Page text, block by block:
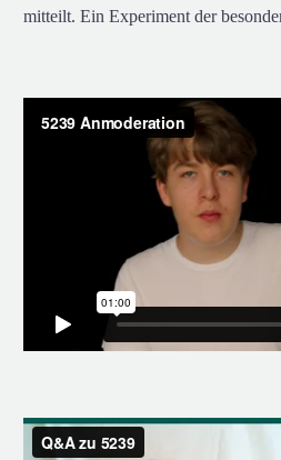
mitteilt. Ein Experiment der